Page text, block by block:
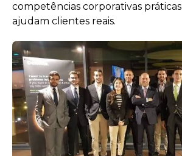
competências corporativas
ajudam clientes reais.